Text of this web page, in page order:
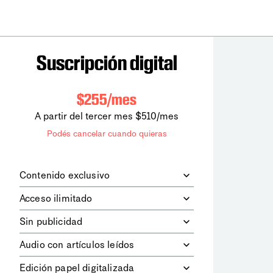
Suscripción digital
$255/mes
A partir del tercer mes $510/mes
Podés cancelar cuando quieras
Contenido exclusivo
digitales dela diaria
los contenidos de Le Monde
diplomatique.
Acceso ilimitado
contenidos.
Sin publicidad
publicitarios.
Audio con artículos leídos
Edición papel digitalizada